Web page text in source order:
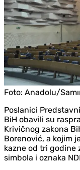
Foto: Anadolu/
Poslanici
BiH obavili su
Krivičnog zakona
Borenović, a kojim
kazne od tri godine
simbola i oznaka